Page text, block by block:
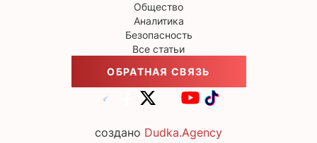
Общество
Аналитика
Безопасность
Все статьи
ОБРАТНАЯ СВЯЗЬ
создано Dudka.Agency